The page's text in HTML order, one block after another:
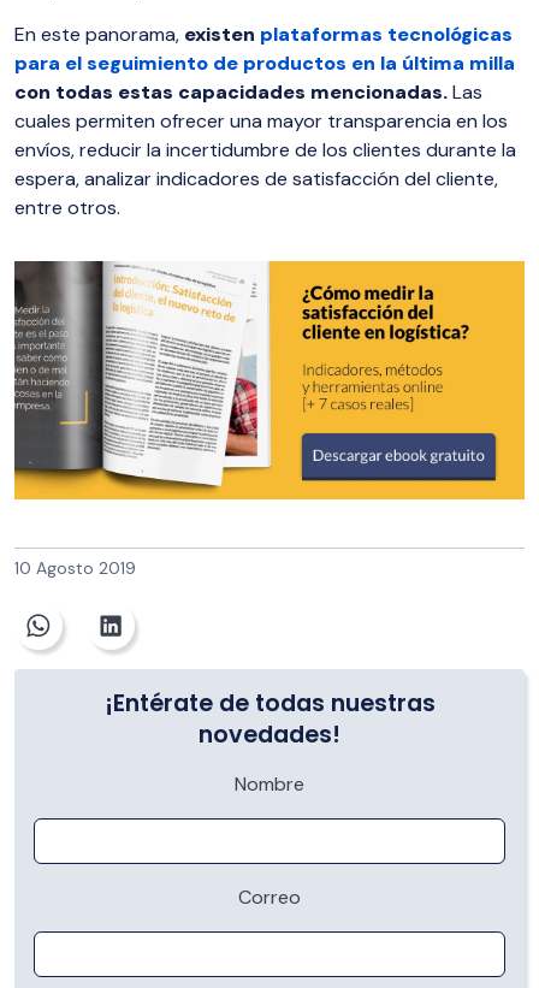
En este panorama, existen plataformas tecnológicas
para el seguimiento de productos en la última milla
con todas estas capacidades mencionadas.Las
cuales permiten ofrecer una mayor transparencia en los
envíos, reducir la incertidumbre de los clientes durante la
espera, analizar indicadores de satisfacción del cliente,
entre otros.
10 Agosto 2019
¡Entérate de todas nuestras
novedades!
Nombre
Correo